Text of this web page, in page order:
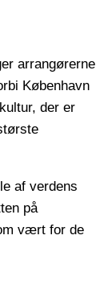
arrangørerne
København
der er
af verdens
på
vært for de